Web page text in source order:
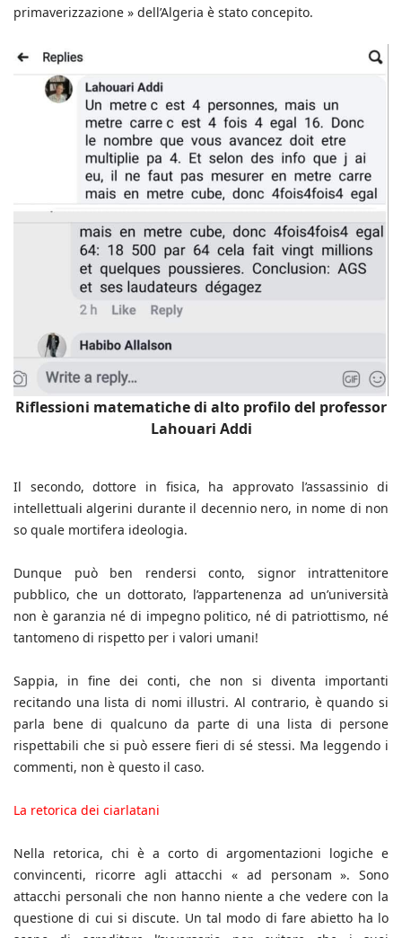
primaverizzazione » dell’Algeria è stato concepito.
Riflessioni matematiche di alto profilo del professor
Lahouari Addi
Il secondo, dottore in fisica, ha approvato l’assassinio di
intellettuali algerini durante il decennio nero, in nome di non
so quale mortifera ideologia.
Dunque può ben rendersi conto, signor intrattenitore
pubblico, che un dottorato, l’appartenenza ad un’università
non è garanzia né di impegno politico, né di patriottismo, né
tantomeno di rispetto per i valori umani!
Sappia, in fine dei conti, che non si diventa importanti
recitando una lista di nomi illustri. Al contrario, è quando si
parla bene di qualcuno da parte di una lista di persone
rispettabili che si può essere fieri di sé stessi. Ma leggendo i
commenti, non è questo il caso.
La retorica dei ciarlatani
Nella retorica, chi è a corto di argomentazioni logiche e
convincenti, ricorre agli attacchi « ad personam ». Sono
attacchi personali che non hanno niente a che vedere con la
questione di cui si discute. Un tal modo di fare abietto ha lo